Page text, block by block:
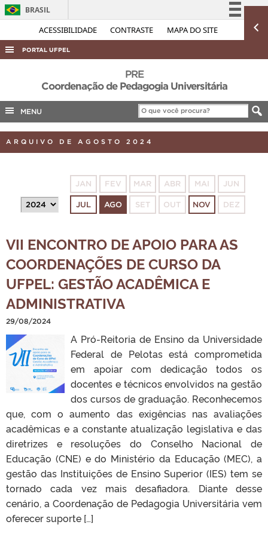
ACESSIBILIDADE CONTRASTE MAPA DO SITE
BRASIL
Simplifique!
Acesso à informação
Legislação
Canais
PORTAL UFPEL
AUDITORIA
COBALTO
CONCURSOS
PORTARIAS
PRE
Coordenação de Pedagogia Universitária
MENU
ARQUIVO DE AGOSTO 2024
JAN FEV MAR ABR MAI JUN
JUL AGO SET OUT NOV DEZ
VII ENCONTRO DE APOIO PARA AS
COORDENAÇÕES DE CURSO DA
UFPEL: GESTÃO ACADÊMICA E
ADMINISTRATIVA
29/08/2024
A Pró-Reitoria de Ensino da Universidade
Federal de Pelotas está comprometida
em apoiar com dedicação todos os
docentes e técnicos envolvidos na gestão
dos cursos de graduação. Reconhecemos
que, com o aumento das exigências nas avaliações
acadêmicas e a constante atualização legislativa e das
diretrizes e resoluções do Conselho Nacional de
Educação (CNE) e do Ministério da Educação (MEC), a
gestão das Instituições de Ensino Superior (IES) tem se
tornado cada vez mais desafiadora. Diante desse
cenário, a Coordenação de Pedagogia Universitária vem
oferecer suporte […]